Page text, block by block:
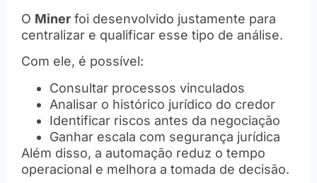
O Miner foi desenvolvido justamente para
centralizar e qualificar esse tipo de análise.
Com ele, é possível:
Consultar processos vinculados
Analisar o histórico jurídico do credor
Identificar riscos antes da negociação
Ganhar escala com segurança jurídica
Além disso, a automação reduz o tempo
operacional e melhora a tomada de decisão.